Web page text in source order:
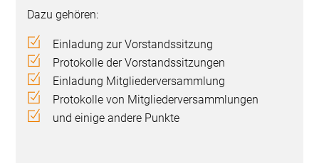
Dazu gehören:
Einladung zur Vorstandssitzung
Protokolle der Vorstandssitzungen
Einladung Mitgliederversammlung
Protokolle von Mitgliederversammlungen
und einige andere Punkte